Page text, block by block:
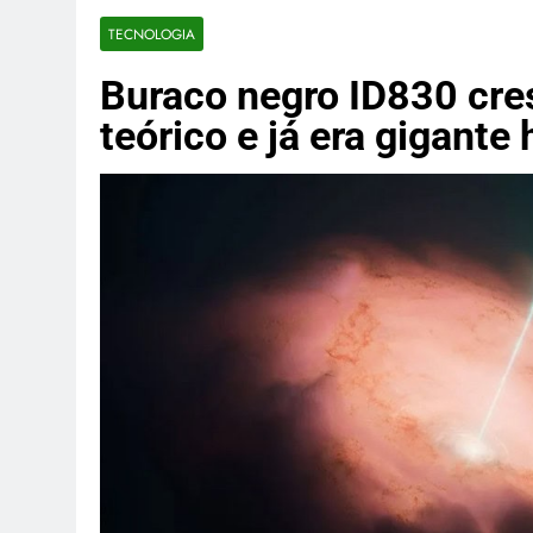
TJMS
Homem
3 Semanas Ago
SpaceX adia
3 Semanas Ago
Empresas
3 Semanas Ago
TECNOLOGIA
Buraco negro ID830
teórico e já era gigante